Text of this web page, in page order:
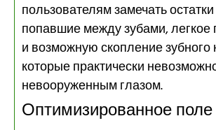
пользователям замечать
попавшие между зубами, легкое
и возможную скопление зубного
которые практически
невооруженным глазом.
Оптимизированное поле